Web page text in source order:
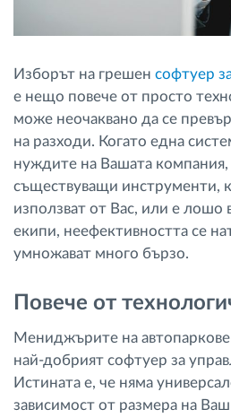
Изборът на грешен софтуер
е нещо повече от просто
може неочаквано да се
на разходи. Когато една
нуждите на Вашата компания,
съществуващи инструменти,
използват от Вас, или е лошо
екипи, неефективността се
умножават много бързо.
Повече от
Мениджърите на автопаркове
най-добрият софтуер за
Истината е, че няма
зависимост от размера на